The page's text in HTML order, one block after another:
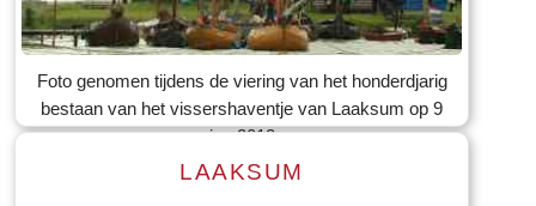
Tekst: © Foto: © Bernard Veerman
Foto genomen tijdens de viering van het honderdjarig
bestaan van het vissershaventje van Laaksum op 9
jun 2012
LAAKSUM